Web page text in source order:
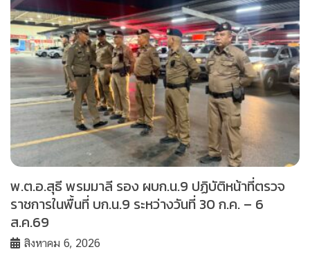
พ.ต.อ.สุธี พรมมาลี รอง ผบก.น.9 ปฏิบัติหน้าที่ตรวจ
ราชการในพื้นที่ บก.น.9 ระหว่างวันที่ 30 ก.ค. – 6
ส.ค.69
สิงหาคม 6, 2026